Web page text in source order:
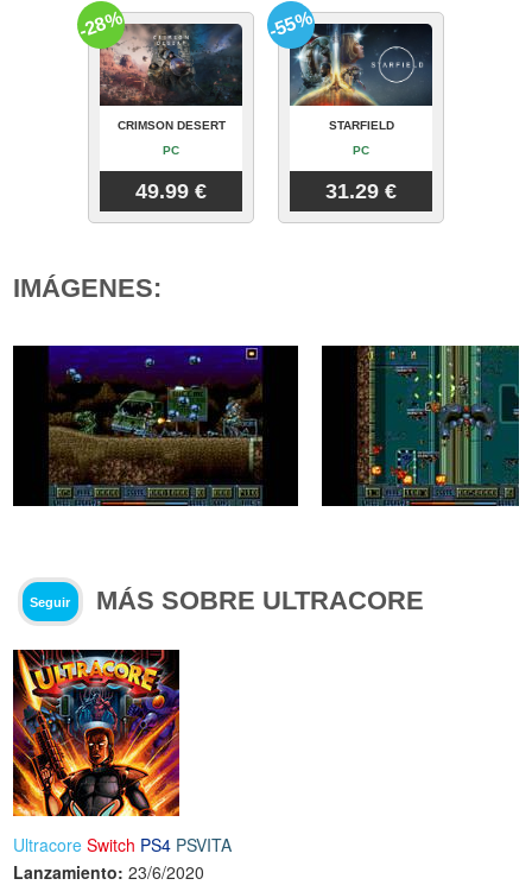
CRIMSON DESERT
PC
49.99 €
-28%
STARFIELD
PC
31.29 €
-55%
IMÁGENES:
Seguir MÁS SOBRE ULTRACORE
Ultracore Switch PS4 PSVITA
Lanzamiento: 23/6/2020